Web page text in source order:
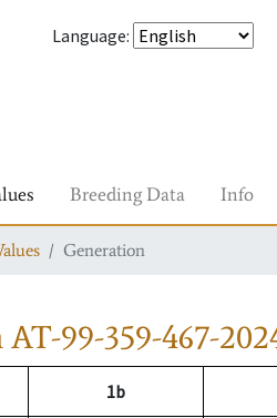
Language:
Breeding Data Info
Generation
AT-99-359-467-
1b